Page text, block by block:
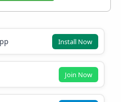
Install Now
Join Now